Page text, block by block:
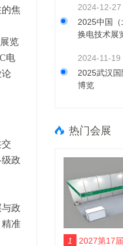
焦
览
电
论
政
政
准
2024-12-27
2025中国
换电技术展
2024-11-19
2025武汉
博览
热门会展
1 2027第17届云南建